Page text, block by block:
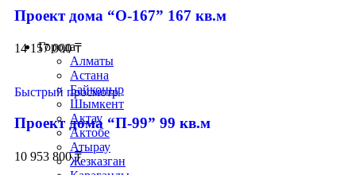
Строим по всему Казахстану
Города
Алматы
Астана
Байконыр
Шымкент
Актау
Актобе
Атырау
Жезказган
Проект дома “О-167” 167 кв.м
14 157 000₸
Быстрый просмотр
Проект дома “П-99” 99 кв.м
10 953 800₸